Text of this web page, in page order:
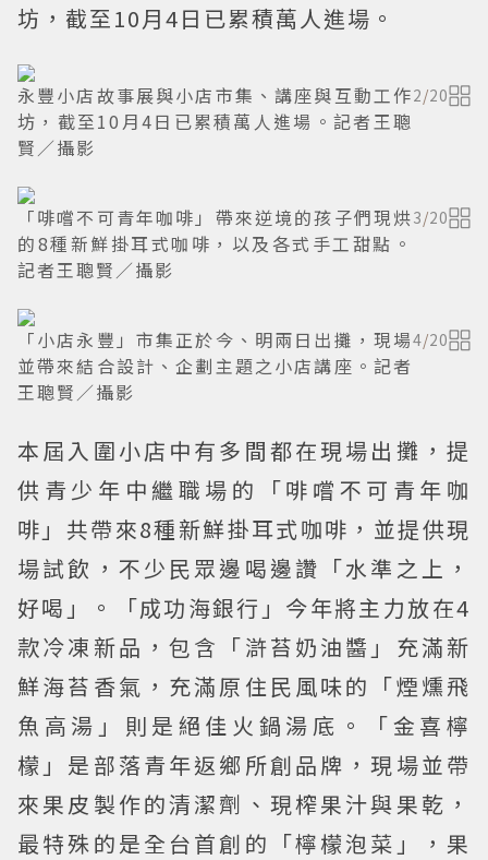
坊，截至10月4日已累積萬人進場。
永豐小店故事展與小店市集、講座與互動工作
坊，截至10月4日已累積萬人進場。記者王聰
賢／攝影
2/20
「啡嚐不可青年咖啡」帶來逆境的孩子們現烘
的8種新鮮掛耳式咖啡，以及各式手工甜點。
記者王聰賢／攝影
3/20
「小店永豐」市集正於今、明兩日出攤，現場
並帶來結合設計、企劃主題之小店講座。記者
王聰賢／攝影
4/20
本屆入圍小店中有多間都在現場出攤，提
供青少年中繼職場的「啡嚐不可青年咖
啡」共帶來8種新鮮掛耳式咖啡，並提供現
場試飲，不少民眾邊喝邊讚「水準之上，
好喝」。「成功海銀行」今年將主力放在4
款冷凍新品，包含「滸苔奶油醬」充滿新
鮮海苔香氣，充滿原住民風味的「煙燻飛
魚高湯」則是絕佳火鍋湯底。「金喜檸
檬」是部落青年返鄉所創品牌，現場並帶
來果皮製作的清潔劑、現榨果汁與果乾，
最特殊的是全台首創的「檸檬泡菜」，果